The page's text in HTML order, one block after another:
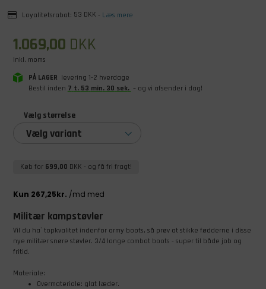
Loyalitetsrabat: 53 DKK - Læs mere
1.069,00 DKK
Inkl. moms
PÅ LAGER levering 1-2 hverdage
Bestil inden 7 t. 53 min. 30 sek. – og vi afsender i dag!
Vælg størrelse
Vælg variant
Køb for 699,00 DKK - og få fri fragt!
Militær kampstøvler
Vil du ha` topkvalitet indenfor army boots, så prøv at stikke fødderne i disse
nye militær snøre støvler. 3/4 lange combat boots - super til både job og
fritid.
Materiale:
Overmateriale: glat læder.